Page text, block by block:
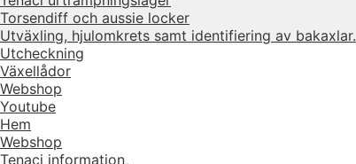
Torsendiff och aussie locker
Utväxling, hjulomkrets samt identifiering av bakaxlar.
Utcheckning
Växellådor
Webshop
Youtube
Hem
Webshop
Tenaci information